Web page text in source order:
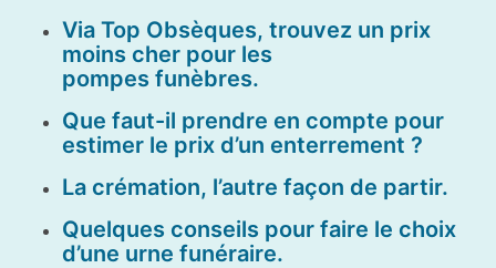
Via Top Obsèques, trouvez un prix
moins cher pour les
pompes funèbres.
Que faut-il prendre en compte pour
estimer le prix d’un enterrement ?
La crémation, l’autre façon de partir.
Quelques conseils pour faire le choix
d’une urne funéraire.